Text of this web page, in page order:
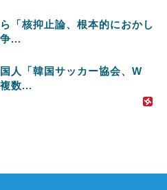
「核抑止論、根本的におかし
...
国人「韓国サッカー協会、W
数...